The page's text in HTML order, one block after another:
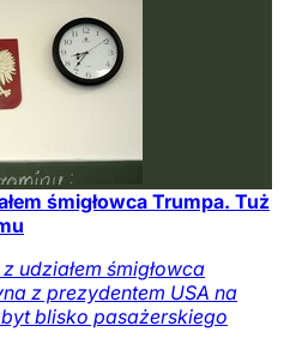
śmigłowca Trumpa. Tuż
udziałem śmigłowca
z prezydentem USA na
blisko pasażerskiego